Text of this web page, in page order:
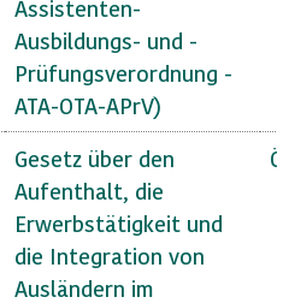
Assistenten-
Ausbildungs- und -
Prüfungsverordnung -
ATA-OTA-APrV)
Gesetz über den
Aufenthalt, die
Erwerbstätigkeit und
die Integration von
Ausländern im